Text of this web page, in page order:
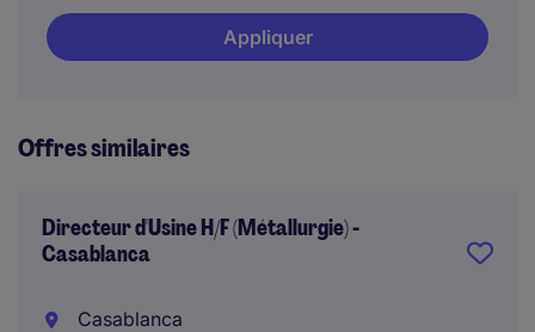
Appliquer
Offres similaires
Directeur d'Usine H/F (Métallurgie) -
Casablanca
Casablanca